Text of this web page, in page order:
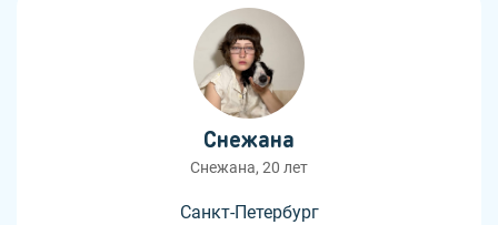
Снежана
Снежана, 20 лет
Санкт-Петербург